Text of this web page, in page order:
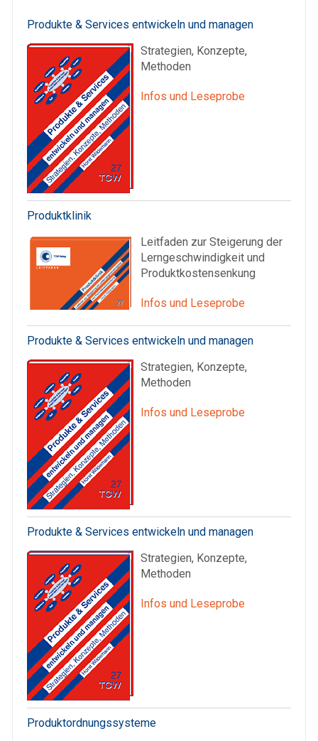
Produkte & Services entwickeln und managen
Strategien, Konzepte,
Methoden
Infos und Leseprobe
Produktklinik
Leitfaden zur Steigerung der
Lerngeschwindigkeit und
Produktkostensenkung
Infos und Leseprobe
Produkte & Services entwickeln und managen
Strategien, Konzepte,
Methoden
Infos und Leseprobe
Produkte & Services entwickeln und managen
Strategien, Konzepte,
Methoden
Infos und Leseprobe
Produktordnungssysteme